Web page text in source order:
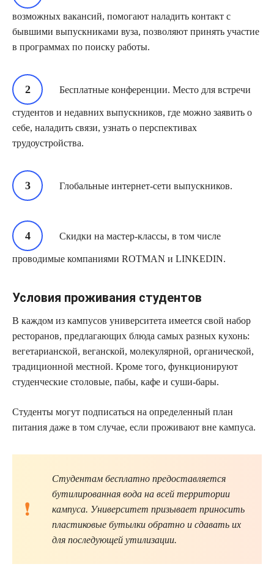
возможных вакансий, помогают наладить контакт с
бывшими выпускниками вуза, позволяют принять участие
в программах по поиску работы.
Бесплатные конференции. Место для встречи
студентов и недавних выпускников, где можно заявить о
себе, наладить связи, узнать о перспективах
трудоустройства.
Глобальные интернет-сети выпускников.
Скидки на мастер-классы, в том числе
проводимые компаниями ROTMAN и LINKEDIN.
Условия проживания студентов
В каждом из кампусов университета имеется свой набор
ресторанов, предлагающих блюда самых разных кухонь:
вегетарианской, веганской, молекулярной, органической,
традиционной местной. Кроме того, функционируют
студенческие столовые, пабы, кафе и суши-бары.
Студенты могут подписаться на определенный план
питания даже в том случае, если проживают вне кампуса.
Студентам бесплатно предоставляется
бутилированная вода на всей территории
кампуса. Университет призывает приносить
пластиковые бутылки обратно и сдавать их
для последующей утилизации.